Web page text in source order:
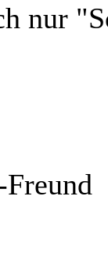
nur